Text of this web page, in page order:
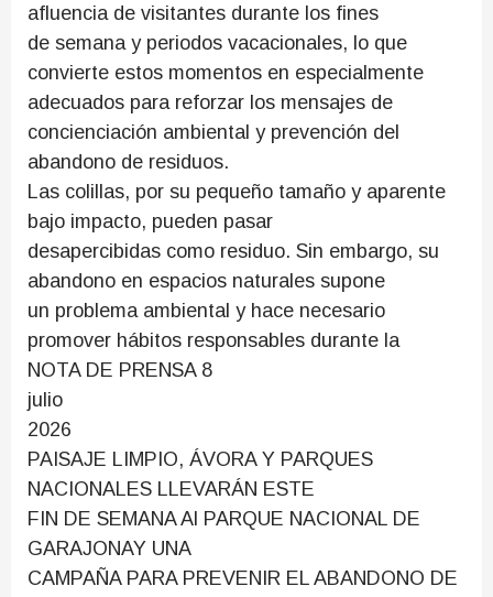
afluencia de visitantes durante los fines
de semana y periodos vacacionales, lo que
convierte estos momentos en especialmente
adecuados para reforzar los mensajes de
concienciación ambiental y prevención del
abandono de residuos.
Las colillas, por su pequeño tamaño y aparente
bajo impacto, pueden pasar
desapercibidas como residuo. Sin embargo, su
abandono en espacios naturales supone
un problema ambiental y hace necesario
promover hábitos responsables durante la
NOTA DE PRENSA 8
julio
2026
PAISAJE LIMPIO, ÁVORA Y PARQUES
NACIONALES LLEVARÁN ESTE
FIN DE SEMANA Al PARQUE NACIONAL DE
GARAJONAY UNA
CAMPAÑA PARA PREVENIR EL ABANDONO DE